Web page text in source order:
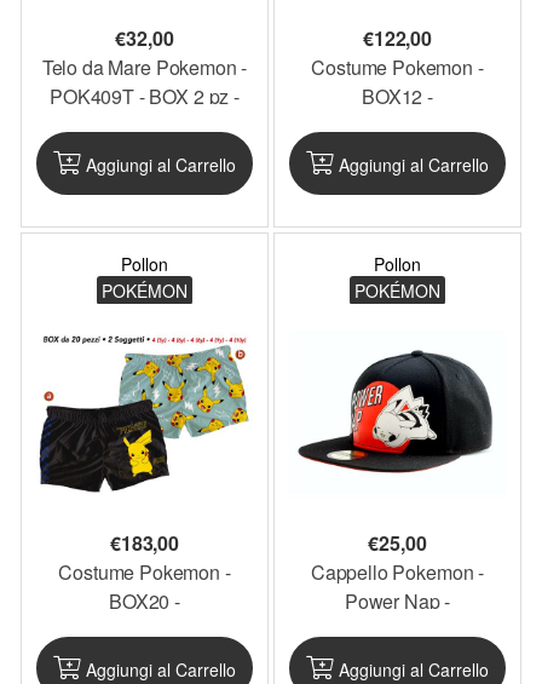
€32,00
Telo da Mare Pokemon -
POK409T - BOX 2 pz -
PKTEL4_BO2
Aggiungi al Carrello
€122,00
Costume Pokemon -
BOX12 -
PKCOS5_BOX12
Aggiungi al Carrello
Pollon
POKÉMON
€183,00
Costume Pokemon -
BOX20 -
Aggiungi al Carrello
Pollon
POKÉMON
€25,00
Cappello Pokemon -
Power Nap -
PKCAP8
Aggiungi al Carrello